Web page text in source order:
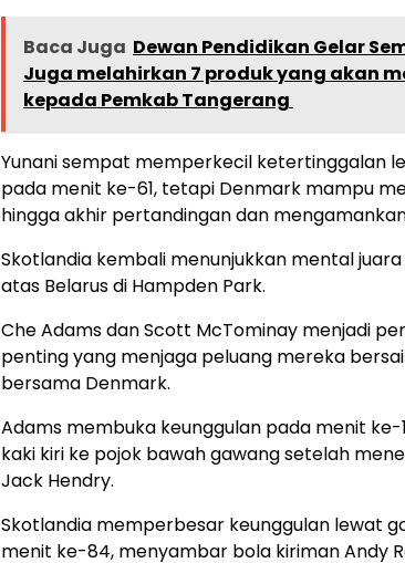
Baca Juga Dewan Pendidikan Gelar
Juga melahirkan 7 produk yang akan
kepada Pemkab Tangerang
Yunani sempat memperkecil ketertinggalan
pada menit ke-61, tetapi Denmark mampu
hingga akhir pertandingan dan
Skotlandia kembali menunjukkan mental
atas Belarus di Hampden Park.
Che Adams dan Scott McTominay menjadi
penting yang menjaga peluang mereka
bersama Denmark.
Adams membuka keunggulan pada menit
kaki kiri ke pojok bawah gawang setelah
Jack Hendry.
Skotlandia memperbesar keunggulan lewat
menit ke-84, menyambar bola kiriman Andy